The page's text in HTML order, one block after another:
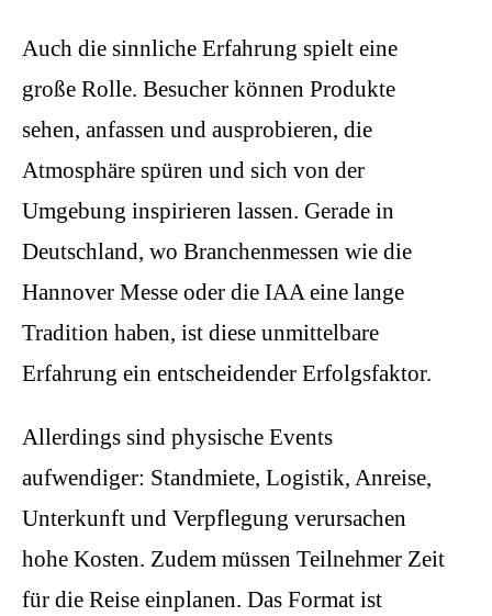
Auch die sinnliche Erfahrung spielt eine
große Rolle. Besucher können Produkte
sehen, anfassen und ausprobieren, die
Atmosphäre spüren und sich von der
Umgebung inspirieren lassen. Gerade in
Deutschland, wo Branchenmessen wie die
Hannover Messe oder die IAA eine lange
Tradition haben, ist diese unmittelbare
Erfahrung ein entscheidender Erfolgsfaktor.
Allerdings sind physische Events
aufwendiger: Standmiete, Logistik, Anreise,
Unterkunft und Verpflegung verursachen
hohe Kosten. Zudem müssen Teilnehmer Zeit
für die Reise einplanen. Das Format ist